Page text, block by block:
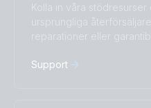
Türkçe
Русский
中國人
Kolla in våra stödresurser
ursprungliga
reparationer eller
Support